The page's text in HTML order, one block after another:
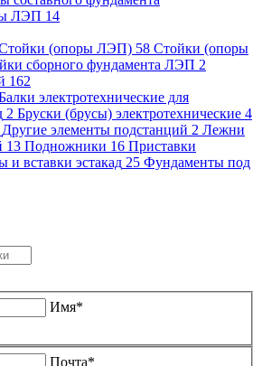
ЛЭП 14
(опоры ЛЭП) 58 Стойки (опоры
сборного фундамента ЛЭП 2
162
электротехнические для
2 Бруски (брусы) электротехнические 4
Другие элементы подстанций 2 Лежни
13 Подножники 16 Приставки
и вставки эстакад 25 Фундаменты под
Имя*
Почта*